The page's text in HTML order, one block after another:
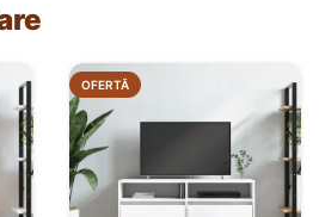
OFERTĂ